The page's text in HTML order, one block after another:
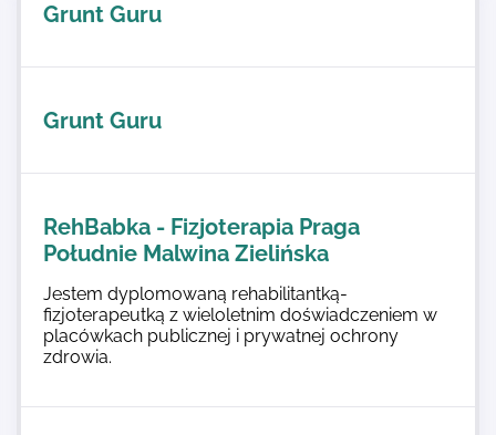
Kontakt
Grunt Guru
Grunt Guru
RehBabka - Fizjoterapia Praga
Południe Malwina Zielińska
Jestem dyplomowaną rehabilitantką-
fizjoterapeutką z wieloletnim doświadczeniem w
placówkach publicznej i prywatnej ochrony
zdrowia.